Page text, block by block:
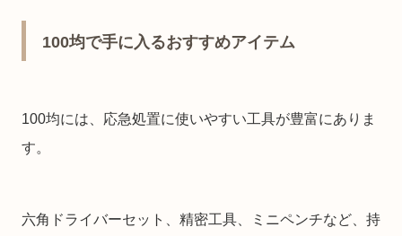
100均で手に入るおすすめアイテム
100均には、応急処置に使いやすい工具が豊富にありま
す。
六角ドライバーセット、精密工具、ミニペンチなど、持